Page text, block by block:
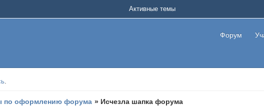
Форум
Активные темы
.
по оформлению форума » Исчезла шапка форума